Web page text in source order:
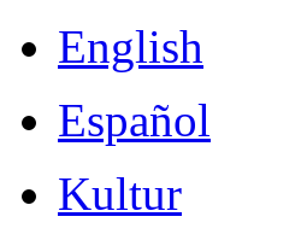
English
Español
Kultur